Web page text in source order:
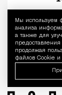
Мы используем
анализа
а также для
продолжая
файлов Cookie
Реклама
MR Group